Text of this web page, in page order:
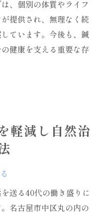
、個別の体質やライフ
提供され、無理なく続
ています。今後も、鍼
健康を支える重要な存
軽減し自然治
送る40代の働き盛りに
名古屋市中区丸の内の